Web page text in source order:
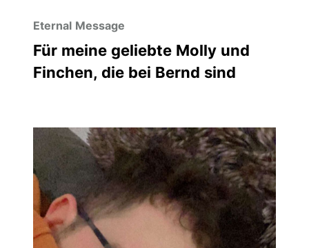
Eternal Message
Für meine geliebte Molly und
Finchen, die bei Bernd sind